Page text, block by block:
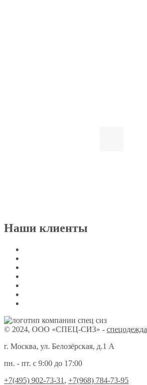
Наши клиенты
© 2024, ООО «СПЕЦ-СИЗ» - спецодежда
г. Москва, ул. Белозёрская, д.1 А
пн. - пт. с 9:00 до 17:00
+7(495) 902-73-31 , +7(968) 784-73-95